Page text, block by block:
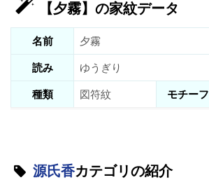
【夕霧】の家紋データ
名前
夕霧
読み
ゆうぎり
種類
図符紋 モチーフ
源氏香カテゴリの紹介